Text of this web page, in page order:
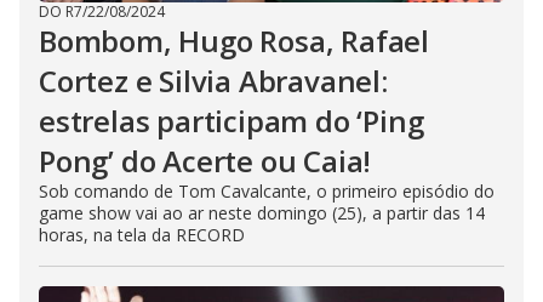
DO R7/22/08/2024
Bombom, Hugo Rosa, Rafael
Cortez e Silvia Abravanel:
estrelas participam do ‘Ping
Pong’ do Acerte ou Caia!
Sob comando de Tom Cavalcante, o primeiro episódio do
game show vai ao ar neste domingo (25), a partir das 14
horas, na tela da RECORD